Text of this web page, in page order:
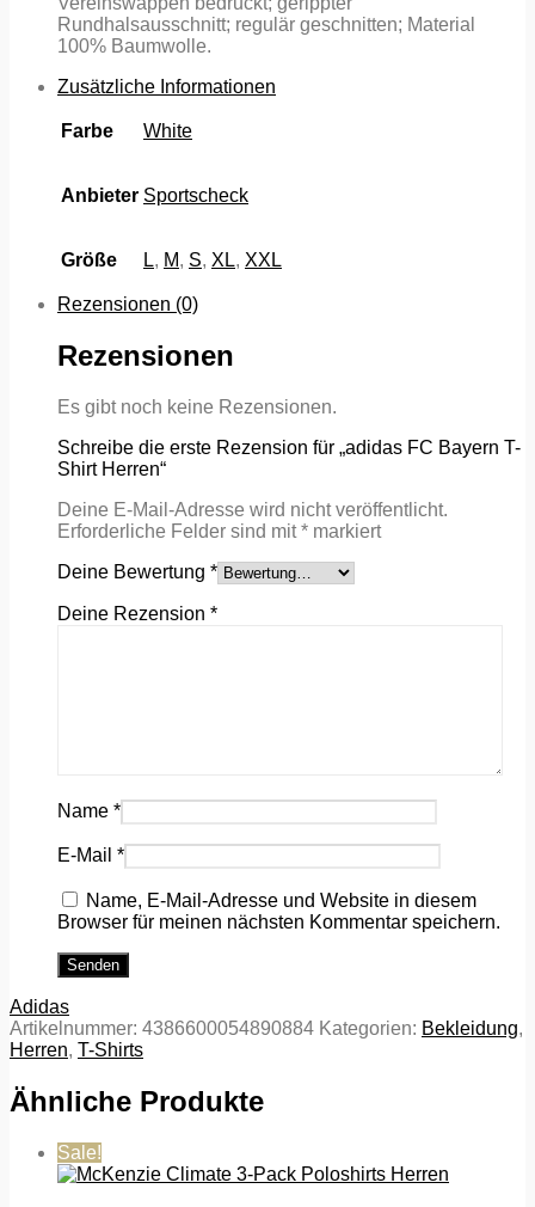
Rundhalsausschnitt; regulär geschnitten; Material
100% Baumwolle.
Zusätzliche Informationen
Farbe White
Anbieter Sportscheck
Größe L, M, S, XL, XXL
Rezensionen (0)
Rezensionen
Es gibt noch keine Rezensionen.
Schreibe die erste Rezension für „adidas FC Bayern T-
Shirt Herren“
Deine E-Mail-Adresse wird nicht veröffentlicht.
Erforderliche Felder sind mit* markiert
Deine Bewertung *
Deine Rezension *
Name *
E-Mail *
Name, E-Mail-Adresse und Website in diesem
Browser für meinen nächsten Kommentar speichern.
Adidas
Artikelnummer: 4386600054890884 Kategorien: Bekleidung,
Herren, T-Shirts
Ähnliche Produkte
Sale!